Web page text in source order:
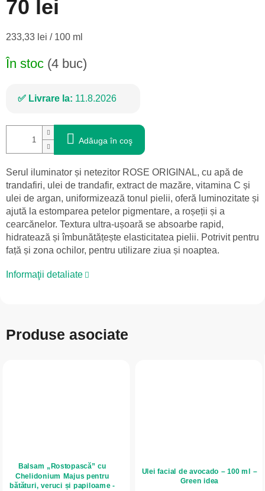
70 lei
Evaluare
233,33 lei / 100 ml
În stoc (4 buc)
Livrare la: 11.8.2026
Adăuga în coş
Serul iluminator și netezitor ROSE ORIGINAL, cu apă de
trandafiri, ulei de trandafir, extract de mazăre, vitamina C și
ulei de argan, uniformizează tonul pielii, oferă luminozitate și
ajută la estomparea petelor pigmentare, a roșeții și a
cearcănelor. Textura ultra-ușoară se absoarbe rapid,
hidratează și îmbunătățește elasticitatea pielii. Potrivit pentru
față și zona ochilor, pentru utilizare ziua și noaptea.
Informaţii detaliate
Produse asociate
Balsam „Rostopască” cu
Chelidonium Majus pentru
bătături, veruci și papiloame -
Ulei facial de avocado – 100 ml –
Green idea